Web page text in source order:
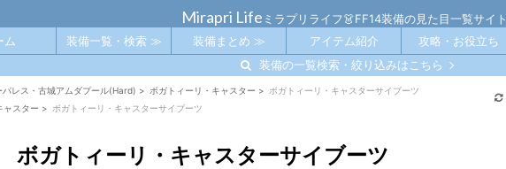
Mirapri Life ミラプリライフ👗FF14装備の見た目一覧サイト
装備の一覧検索・絞り込みはこちら
ム 装備一覧・検索 ≫ 装備まとめ ≫ アイテム紹介 攻略・お役立ち
レス・古城アムダプール(Hard) > ボガトィーリ・キャスター > ボガトィーリ・キャスターサイブーツ
ャスター > ボガトィーリ・キャスターサイブーツ
ボガトィーリ・キャスターサイブーツ